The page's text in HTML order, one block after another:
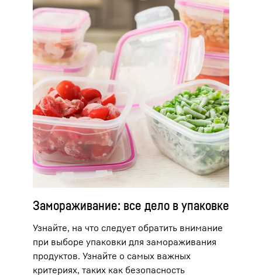
можно поместить подходящие фрукты
или овощи в натуральной кожуре прямо
в морозильник, как они есть.
Замораживание: все дело в упаковке
Узнайте, на что следует обратить внимание
при выборе упаковки для замораживания
продуктов. Узнайте о самых важных
критериях, таких как безопасность